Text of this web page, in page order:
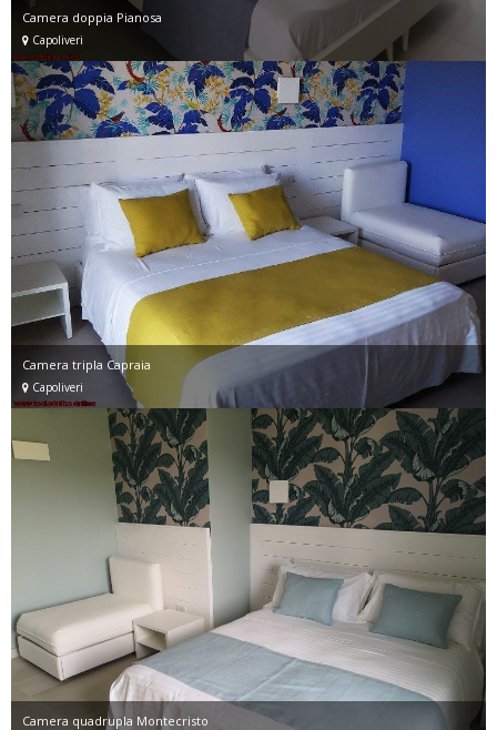
Camera doppia Pianosa
Capoliveri
Camera tripla Capraia
Capoliveri
Camera quadrupla Montecristo